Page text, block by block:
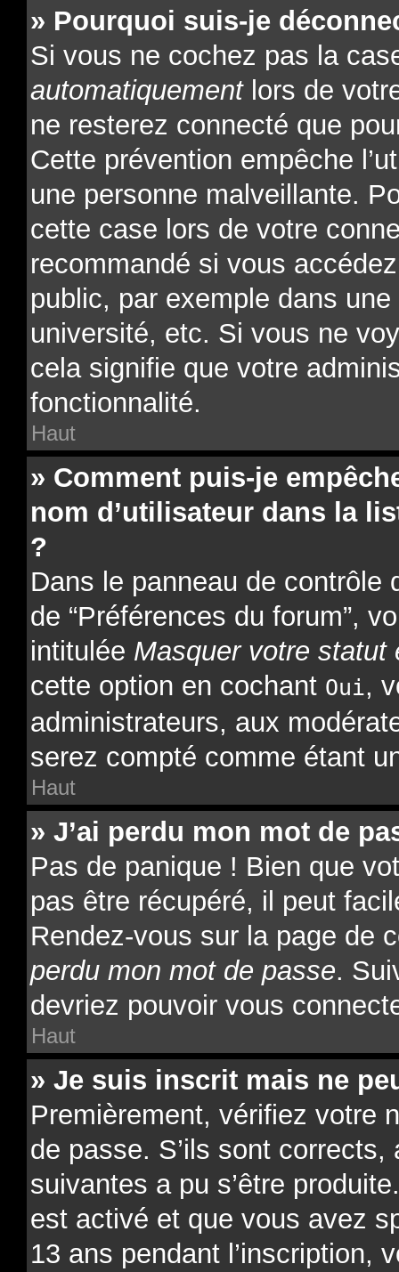
» Pourquoi suis-je
Si vous ne cochez pas la
automatiquementlors de
ne resterez connecté que
Cette prévention empêche
une personne malveillante.
cette case lors de votre
recommandé si vous
public, par exemple dans
université, etc. Si vous ne
cela signifie que votre
fonctionnalité.
Haut
» Comment puis-je
nom d’utilisateur dans la
?
Dans le panneau de contrôle
de “Préférences du forum”,
intitulée Masquer votre statut
cette option en cochant Oui,
administrateurs, aux
serez compté comme étant
Haut
» J’ai perdu mon mot de
Pas de panique ! Bien que
pas être récupéré, il peut
Rendez-vous sur la page de
perdu mon mot de passe.
devriez pouvoir vous
Haut
» Je suis inscrit mais ne
Premièrement, vérifiez votre
de passe. S’ils sont
suivantes a pu s’être
est activé et que vous avez
13 ans pendant l’inscription,